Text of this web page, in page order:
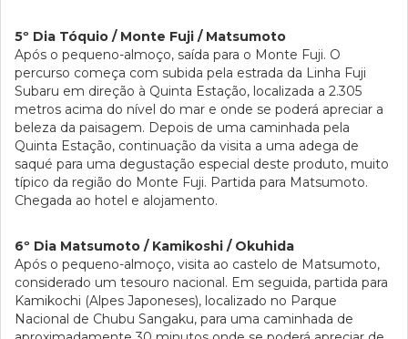
5º Dia Tóquio / Monte Fuji / Matsumoto
Após o pequeno-almoço, saída para o Monte Fuji. O
percurso começa com subida pela estrada da Linha Fuji
Subaru em direção à Quinta Estação, localizada a 2.305
metros acima do nível do mar e onde se poderá apreciar a
beleza da paisagem. Depois de uma caminhada pela
Quinta Estação, continuação da visita a uma adega de
saqué para uma degustação especial deste produto, muito
típico da região do Monte Fuji. Partida para Matsumoto.
Chegada ao hotel e alojamento.
6º Dia Matsumoto / Kamikoshi / Okuhida
Após o pequeno-almoço, visita ao castelo de Matsumoto,
considerado um tesouro nacional. Em seguida, partida para
Kamikochi (Alpes Japoneses), localizado no Parque
Nacional de Chubu Sangaku, para uma caminhada de